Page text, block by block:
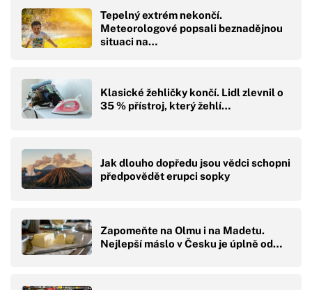
Tepelný extrém nekončí.
Meteorologové popsali beznadějnou
situaci na…
Klasické žehličky končí. Lidl zlevnil o
35 % přístroj, který žehlí…
Jak dlouho dopředu jsou vědci schopni
předpovědět erupci sopky
Zapomeňte na Olmu i na Madetu.
Nejlepší máslo v Česku je úplně od…